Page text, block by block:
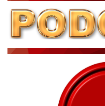
ÚLTIMAS NOTÍCIAS
NOTÍCIAS TAMBÉM NA TELA
BRASIL MUNDO AO VIVO
JORNAL DO BRASIL